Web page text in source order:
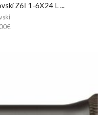
Z6I 1-6X24 L ...
€